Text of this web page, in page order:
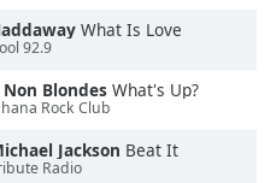
What Is Love
92.9
Non Blondes What's Up?
Rock Club
Jackson Beat It
Radio